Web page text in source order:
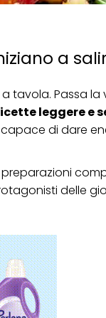
a
tavola. Passa la
leggere e
di dare
delle